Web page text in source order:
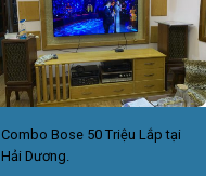
Combo Bose 50 Triệu Lắp tại
Hải Dương.